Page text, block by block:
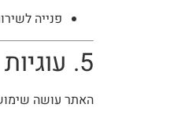
פנייה
5. עוגיות (Cookies) וטכנולוגיות דומות
האתר עושה